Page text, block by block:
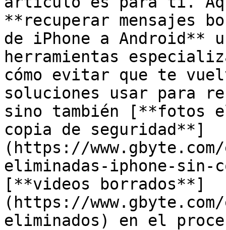
**recuperar mensajes
de iPhone a Android**
herramientas
cómo evitar que te
soluciones usar para
sino también [**fotos
copia de seguridad**]
(https://
eliminadas-iphone-sin-
[**videos borrados**]
(https://
eliminados) en el